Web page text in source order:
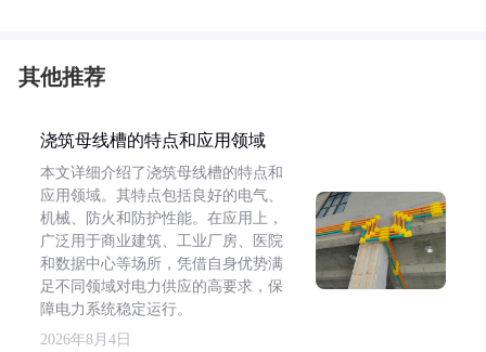
其他推荐
浇筑母线槽的特点和应用领域
本文详细介绍了浇筑母线槽的特点和
应用领域。其特点包括良好的电气、
机械、防火和防护性能。在应用上，
广泛用于商业建筑、工业厂房、医院
和数据中心等场所，凭借自身优势满
足不同领域对电力供应的高要求，保
障电力系统稳定运行。
2026年8月4日